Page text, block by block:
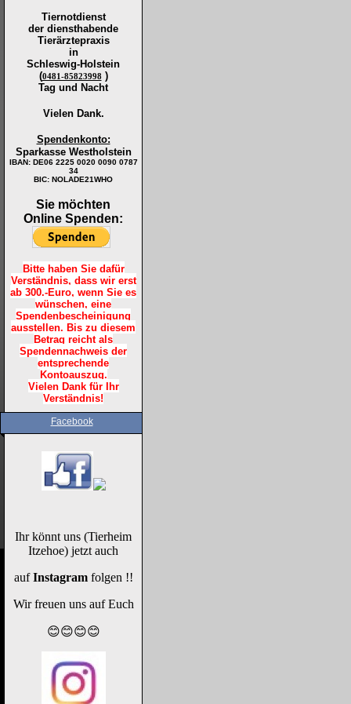
Tiernotdienst
der diensthabende
Tierärztepraxis
in
Schleswig-Holstein
(0481-85823998 )
Tag und Nacht
Vielen Dank.
Spendenkonto:
Sparkasse Westholstein
IBAN: DE06 2225 0020 0090 0787
34
BIC: NOLADE21WHO
Sie möchten
Online Spenden:
Bitte haben Sie dafür
Verständnis, dass wir erst
ab 300.-Euro, wenn Sie es
wünschen, eine
Spendenbescheinigung
ausstellen. Bis zu diesem
Betrag reicht als
Spendennachweis der
entsprechende
Kontoauszug.
Vielen Dank für Ihr
Verständnis!
Facebook
Ihr könnt uns (Tierheim
Itzehoe) jetzt auch
aufInstagramfolgen !!
Wir freuen uns auf Euch
😊😊😊😊